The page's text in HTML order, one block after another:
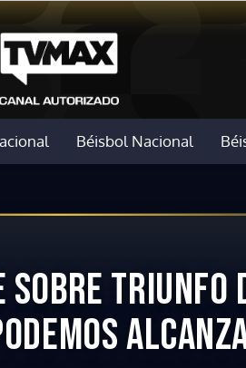
Béisbol Nacional
TRIUNFO